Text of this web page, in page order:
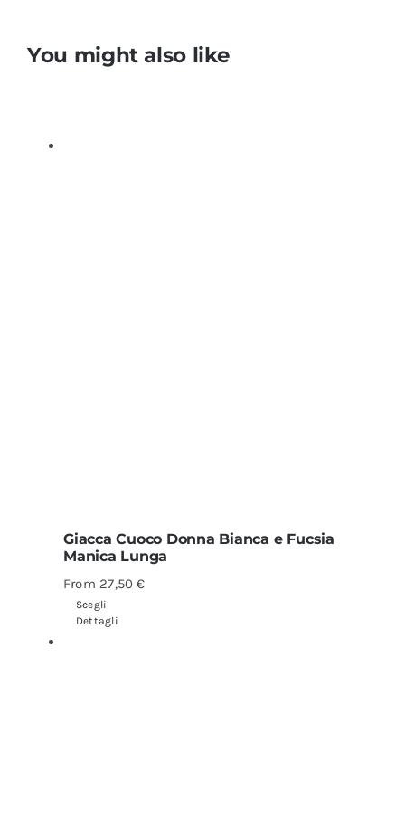
You might also like
Giacca Cuoco Donna Bianca e Fucsia
Manica Lunga
From 27,50€
Scegli
Dettagli